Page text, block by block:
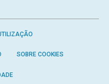
SOBRE COOKIES